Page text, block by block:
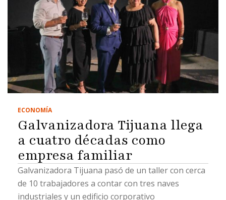
ECONOMÍA
Galvanizadora Tijuana llega
a cuatro décadas como
empresa familiar
Galvanizadora Tijuana pasó de un taller con cerca
de 10 trabajadores a contar con tres naves
industriales y un edificio corporativo